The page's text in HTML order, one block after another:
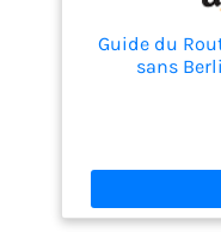
Guide du
sans